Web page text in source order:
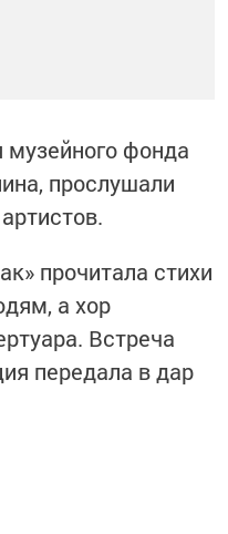
музейного фонда
прослушали
прочитала стихи
а хор
Встреча
передала в дар